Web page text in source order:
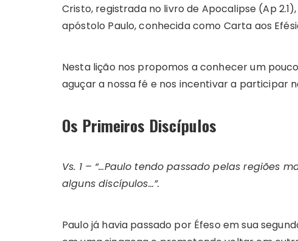
Cristo, registrada no livro de Apocalipse (Ap
apóstolo Paulo, conhecida como Carta aos
Nesta lição nos propomos a conhecer um
aguçar a nossa fé e nos incentivar a participar
Os Primeiros Discípulos
Vs. 1 – “…Paulo tendo passado pelas regiões
alguns discípulos…”.
Paulo já havia passado por Éfeso em sua